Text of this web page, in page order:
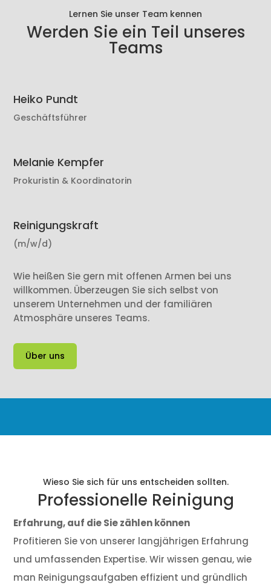
Lernen Sie unser Team kennen
Werden Sie ein Teil unseres
Teams
Heiko Pundt
Geschäftsführer
Melanie Kempfer
Prokuristin & Koordinatorin
Reinigungskraft
(m/w/d)
Wie heißen Sie gern mit offenen Armen bei uns
willkommen. Überzeugen Sie sich selbst von
unserem Unternehmen und der familiären
Atmosphäre unseres Teams.
Über uns
Wieso Sie sich für uns entscheiden sollten.
Professionelle Reinigung
Erfahrung, auf die Sie zählen können
Profitieren Sie von unserer langjährigen Erfahrung
und umfassenden Expertise. Wir wissen genau, wie
man Reinigungsaufgaben effizient und gründlich